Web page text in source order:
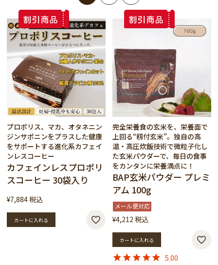
プロポリス、マカ、オタネニン
ジンサポニンをプラスした健康
をサポートする進化系カフェイ
ンレスコーヒー
カフェインレスプロポリ
スコーヒー 30袋入り
¥7,884税込
カートに入れる
完全栄養食の玄米を、栄養面で
上回る“籾付玄米”。独自の高
温・高圧炊飯技術で微粒子化し
た玄米パウダーで、毎日の食事
をカンタンに栄養満点に！
BAP玄米パウダー プレミ
アム 100g
メール便対応
¥4,212 税込
カートに入れる
5.00